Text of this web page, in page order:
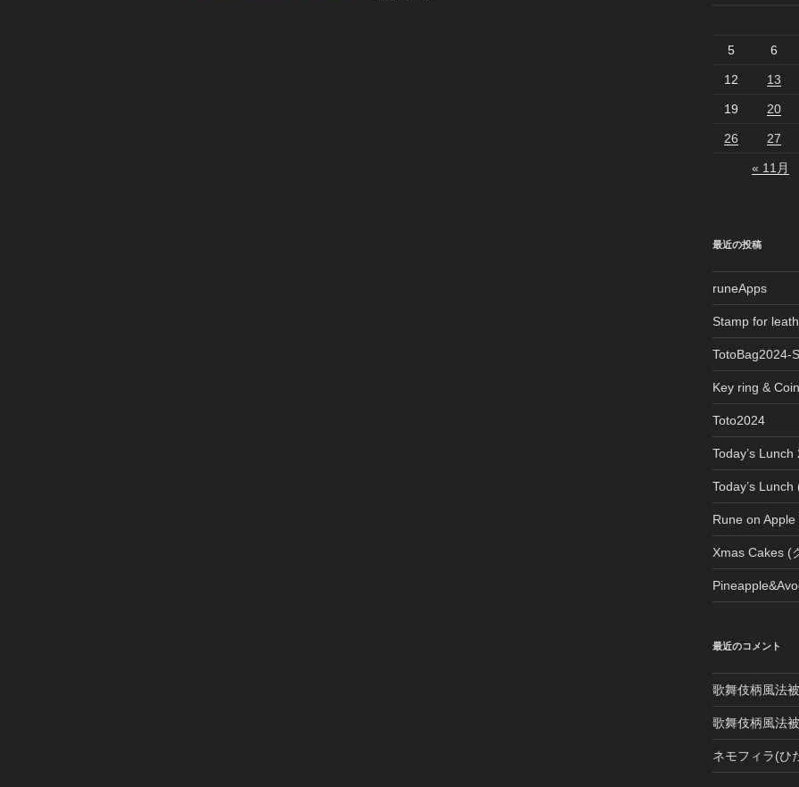
5 6
12 13
19 20
26 27
« 11月
最近の投稿
runeApps
Stamp for
TotoBag2024-
Key ring &
Toto2024
Today’s
Today’s
Rune on Apple
Xmas Cakes (
最近のコメント
歌舞伎柄風法被
歌舞伎柄風法被
ネモフィラ(ひ